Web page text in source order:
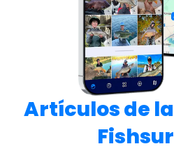
Artículos de